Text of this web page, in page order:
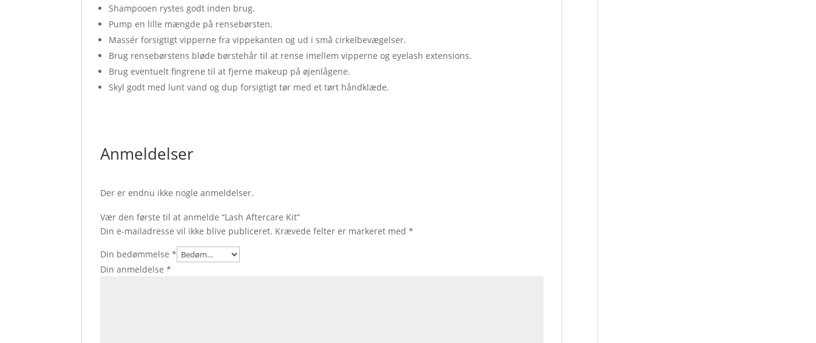
Shampooen rystes godt inden brug.
Pump en lille mængde på rensebørsten.
Massér forsigtigt vipperne fra vippekanten og ud i små cirkelbevægelser.
Brug rensebørstens bløde børstehår til at rense imellem vipperne og eyelash extensions.
Brug eventuelt fingrene til at fjerne makeup på øjenlågene.
Skyl godt med lunt vand og dup forsigtigt tør med et tørt håndklæde.
Anmeldelser
Der er endnu ikke nogle anmeldelser.
Vær den første til at anmelde “Lash Aftercare Kit”
Din e-mailadresse vil ikke blive publiceret. Krævede felter er markeret med*
Din bedømmelse*
Din anmeldelse*